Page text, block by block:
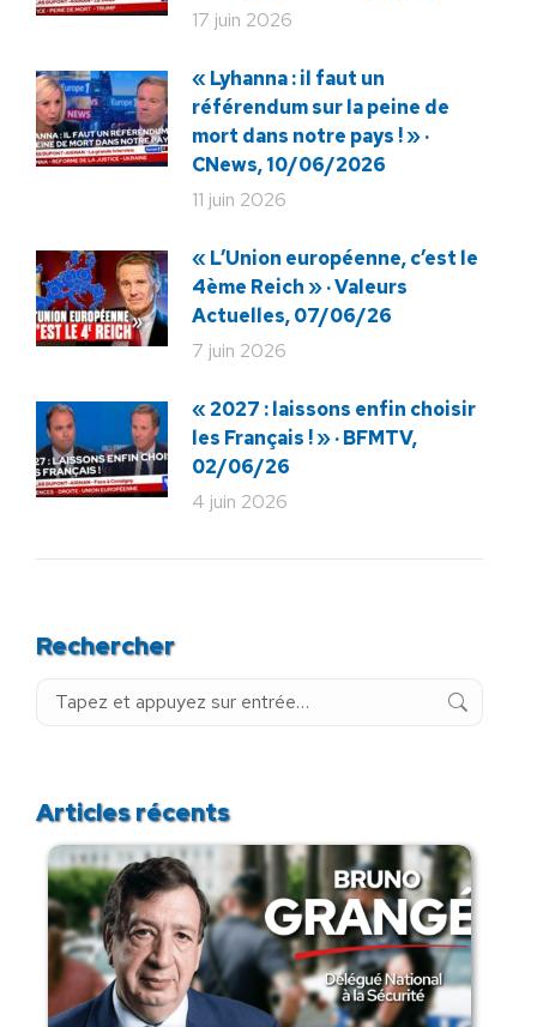
17 juin 2026
« Lyhanna : il faut un
référendum sur la peine de
mort dans notre pays ! » ·
CNews, 10/06/2026
11 juin 2026
« L’Union européenne, c’est le
4ème Reich » · Valeurs
Actuelles, 07/06/26
7 juin 2026
« 2027 : laissons enfin choisir
les Français ! » · BFMTV,
02/06/26
4 juin 2026
Rechercher
Recherche
Articles récents